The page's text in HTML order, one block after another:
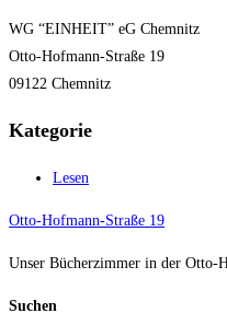
WG “EINHEIT” eG Chemnitz
Otto-Hofmann-Straße 19
09122 Chemnitz
Kategorie
Lesen
Otto-Hofmann-Straße 19
Unser Bücherzimmer in der Otto-
Suchen